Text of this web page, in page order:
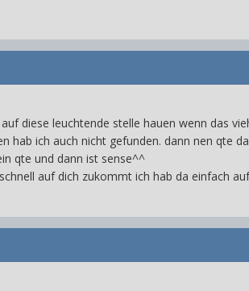
diese leuchtende stelle hauen wenn das
hab ich auch nicht gefunden. dann nen qte
qte und dann ist sense^^
auf dich zukommt ich hab da einfach